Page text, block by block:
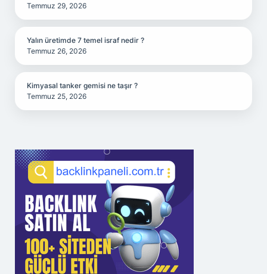
Temmuz 29, 2026
Yalın üretimde 7 temel israf nedir ?
Temmuz 26, 2026
Kimyasal tanker gemisi ne taşır ?
Temmuz 25, 2026